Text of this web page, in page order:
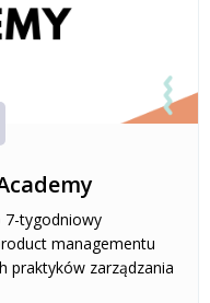
7-tygodniowy
managementu
praktyków zarządzania